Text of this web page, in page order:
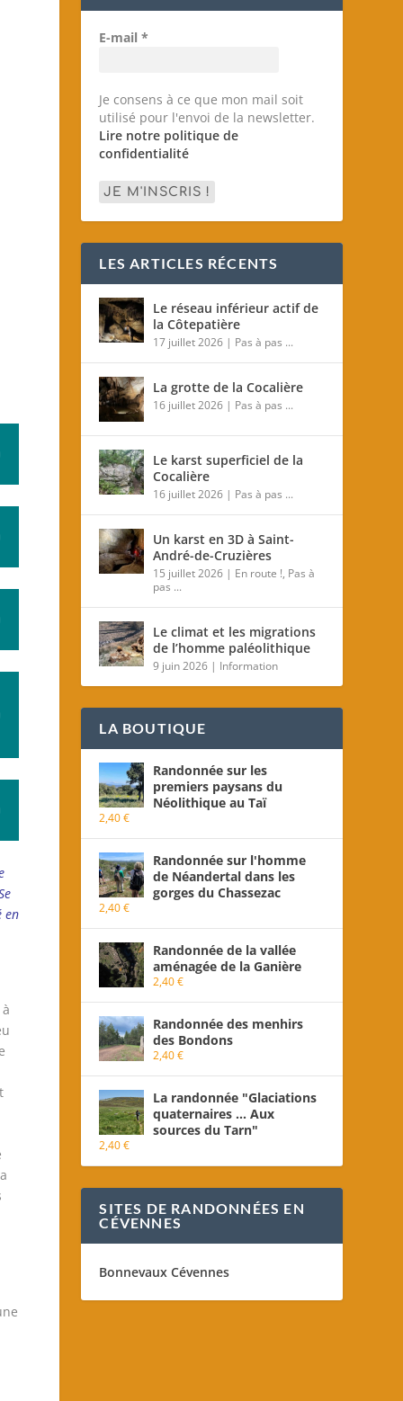
en
E-mail*
Je consens à ce que mon mail soit
utilisé pour l'envoi de la newsletter.
Lire notre politique de
confidentialité
LES ARTICLES RÉCENTS
Le réseau inférieur actif de
la Côtepatière
17 juillet 2026 | Pas à pas ...
La grotte de la Cocalière
16 juillet 2026 | Pas à pas ...
Le karst superficiel de la
Cocalière
16 juillet 2026 | Pas à pas ...
Un karst en 3D à Saint-
André-de-Cruzières
15 juillet 2026 | En route !, Pas à
pas ...
Le climat et les migrations
de l’homme paléolithique
9 juin 2026 | Information
LA BOUTIQUE
Randonnée sur les
premiers paysans du
Néolithique au Taï
2,40€
Randonnée sur l'homme
de Néandertal dans les
gorges du Chassezac
2,40€
Randonnée de la vallée
aménagée de la Ganière
2,40€
Randonnée des menhirs
des Bondons
2,40€
La randonnée "Glaciations
quaternaires ... Aux
sources du Tarn"
2,40€
SITES DE RANDONNÉES EN
CÉVENNES
Bonnevaux Cévennes